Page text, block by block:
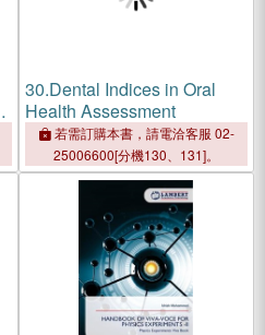
30.Dental Indices in Oral
Health Assessment
若需訂購本書，請電洽客服 02-
25006600[分機130、131]。